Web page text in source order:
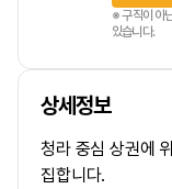
※ 구직이 아
있습니다.
상세정보
청라 중심 상권에
집합니다.